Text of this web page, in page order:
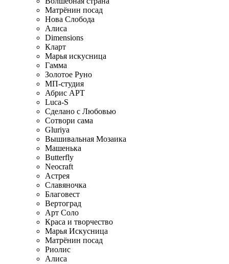
Матрёнин посад
Нова Слобода
Алиса
Dimensions
Кларт
Марья искусница
Гамма
Золотое Руно
МП-студия
Абрис АРТ
Luca-S
Сделано с Любовью
Сотвори сама
Gluriya
Вышивальная Мозаика
Машенька
Butterfly
Neocraft
Астрея
Славяночка
Благовест
Вертоград
Арт Соло
Краса и творчество
Марья Искусница
Матрёнин посад
Риолис
Алиса